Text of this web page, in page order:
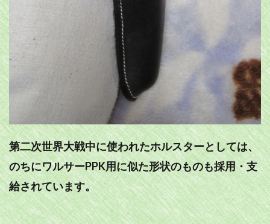
第二次世界大戦中に使われたホルスターとしては、
のちにワルサーPPK用に似た形状のものも採用・支
給されています。